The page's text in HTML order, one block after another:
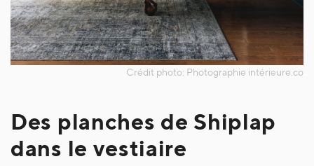
Des planches de Shiplap
dans le vestiaire